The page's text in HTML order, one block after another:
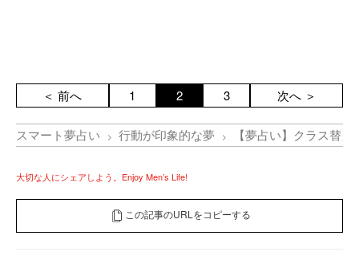
＜ 前へ 1 2 3 次へ ＞
スマート夢占い 行動が印象的な夢 【夢占い】クラス替
大切な人にシェアしよう。Enjoy Men’s Life!
この記事のURLをコピーする